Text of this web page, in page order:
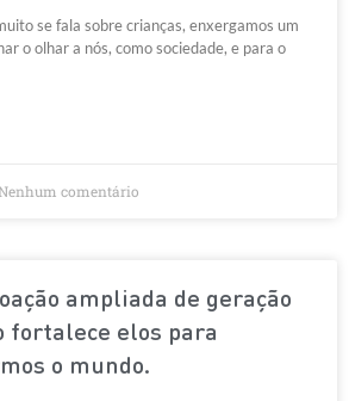
se fala sobre crianças, enxergamos um
o olhar a nós, como sociedade, e para o
Nenhum comentário
ampliada de geração
fortalece elos para
o mundo.